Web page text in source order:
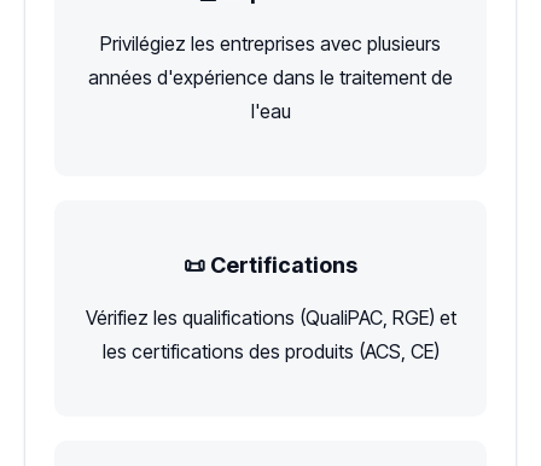
Privilégiez les entreprises avec plusieurs
années d'expérience dans le traitement de
l'eau
📜 Certifications
Vérifiez les qualifications (QualiPAC, RGE) et
les certifications des produits (ACS, CE)